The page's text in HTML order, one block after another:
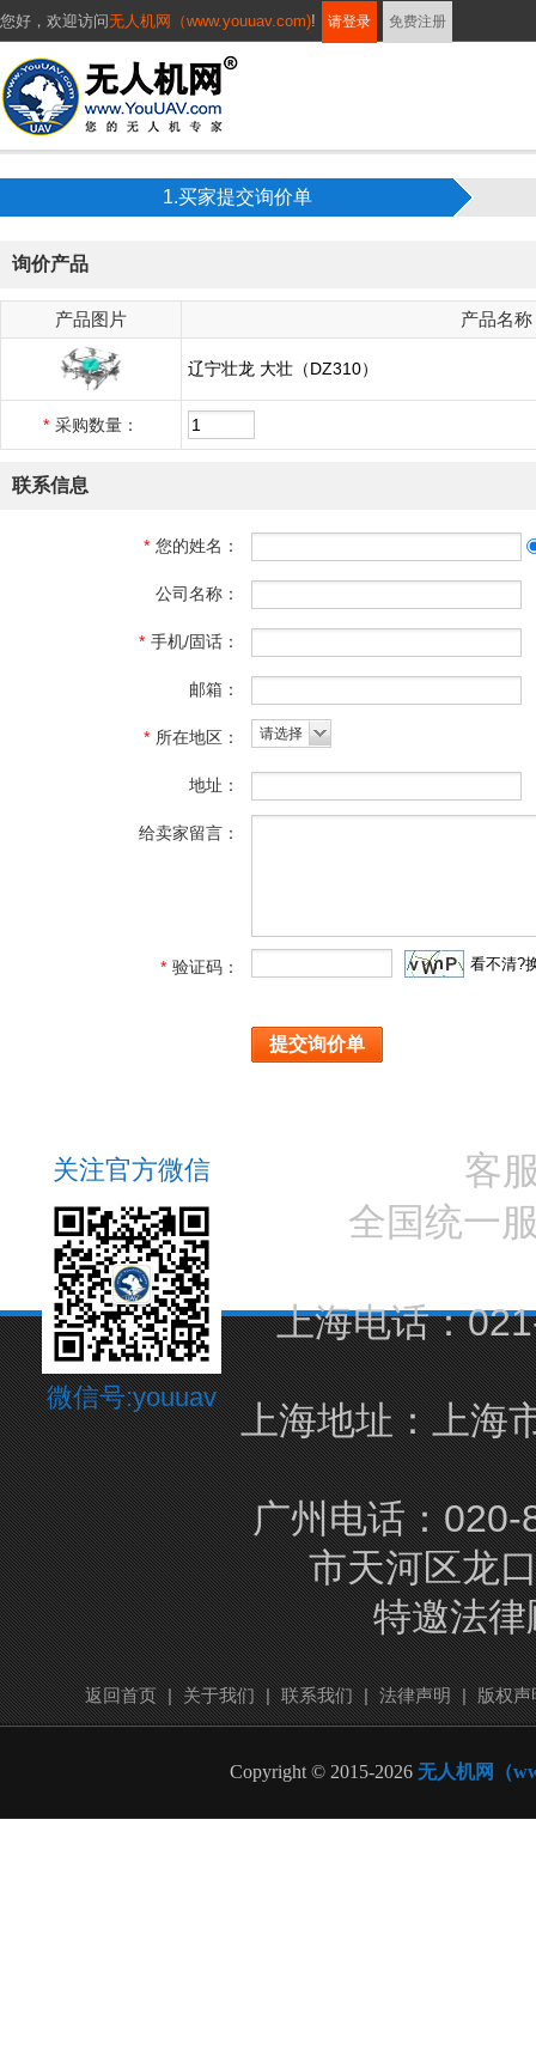
您好， 欢迎访问无人机网（www.youuav.com)! 请登录 免费注册
1.买家提交询价单
询价产品
产品图片 产品名称
辽宁壮龙 大壮（DZ310）
* 采购数量：
联系信息
* 您的姓名：
公司名称：
* 手机/固话：
邮箱：
* 所在地区： 请选择
地址：
给卖家留言：
* 验证码： 看不清?
客
全国统一
上海电话：
上海地址：上海
广州电话：
市天河区龙
特邀法
关注官方微信
微信号:youuav
返回首页 | 关于我们 | 联系我们 | 法律声明 | 版权声
Copyright © 2015-2026 无人机网（